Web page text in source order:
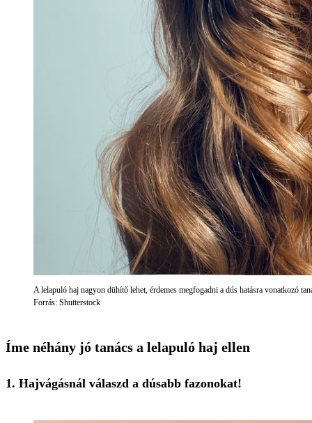
A lelapuló haj nagyon dühítő lehet, érdemes megfogadni a dús hatásra vonatkozó
Forrás: Shutterstock
Íme néhány jó tanács a lelapuló haj ellen
1. Hajvágásnál válaszd a dúsabb fazonokat!